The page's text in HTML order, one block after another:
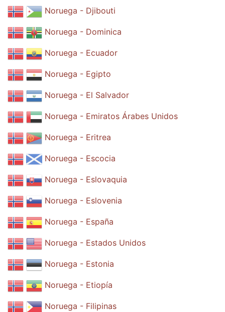
Noruega - Djibouti
Noruega - Dominica
Noruega - Ecuador
Noruega - Egipto
Noruega - El Salvador
Noruega - Emiratos Árabes Unidos
Noruega - Eritrea
Noruega - Escocia
Noruega - Eslovaquia
Noruega - Eslovenia
Noruega - España
Noruega - Estados Unidos
Noruega - Estonia
Noruega - Etiopía
Noruega - Filipinas